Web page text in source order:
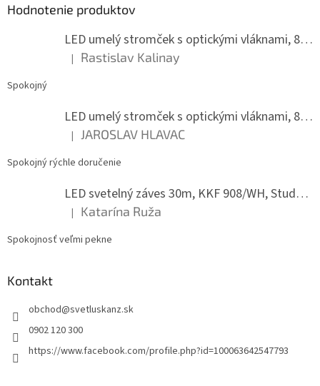
p
r
v
ý
p
Hodnotenie produktov
LED umelý stromček s optickými vláknami, 80 cm
Hodnotenie produktu je 5 z 5 hviezdičiek.
| Rastislav Kalinay
Spokojný
LED umelý stromček s optickými vláknami, 80 cm
Hodnotenie produktu je 5 z 5 hviezdičiek.
| JAROSLAV HLAVAC
Spokojný rýchle doručenie
LED svetelný záves 30m, KKF 908/WH, Studená biela
Hodnotenie produktu je 5 z 5 hviezdičiek.
| Katarína Ruža
Spokojnosť veľmi pekne
Kontakt
obchod@svetluskanz.sk
0902 120 300
https://www.facebook.com/profile.php?id=100063642547793